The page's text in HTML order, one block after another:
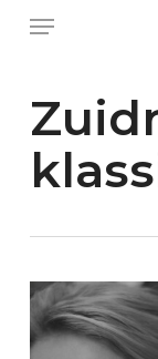
Skip
content
Menu